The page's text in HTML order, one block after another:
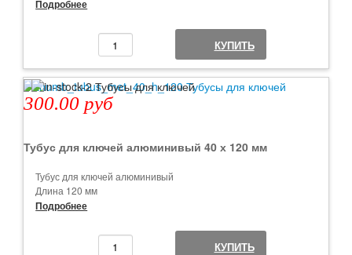
Есть отверстия для пломбы
Минимальный заказ от 1 шт
Подробнее
КУПИТЬ
300.00 руб
Тубус для ключей алюминивый 40 х 120 мм
Тубус для ключей алюминивый
Длина 120 мм
Диаметр 40 мм
Есть отверстия для пломбы
Минимальный заказ от 1 шт
Подробнее
КУПИТЬ